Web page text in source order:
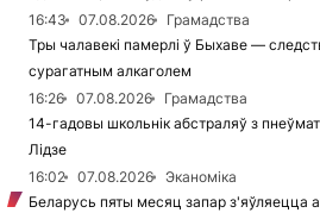
16:43
07.08.2026
Грамадства
Тры чалавекі памерлі ў Быхаве —
сурагатным алкаголем
16:26
07.08.2026
Грамадства
14-гадовы школьнік абстраляў з
Лідзе
16:02
07.08.2026
Эканоміка
Беларусь пяты месяц запар з'яўляецца